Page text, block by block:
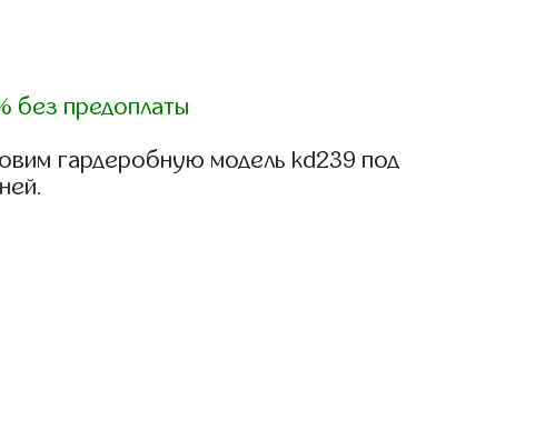
без предоплаты
гардеробную модель kd239 под